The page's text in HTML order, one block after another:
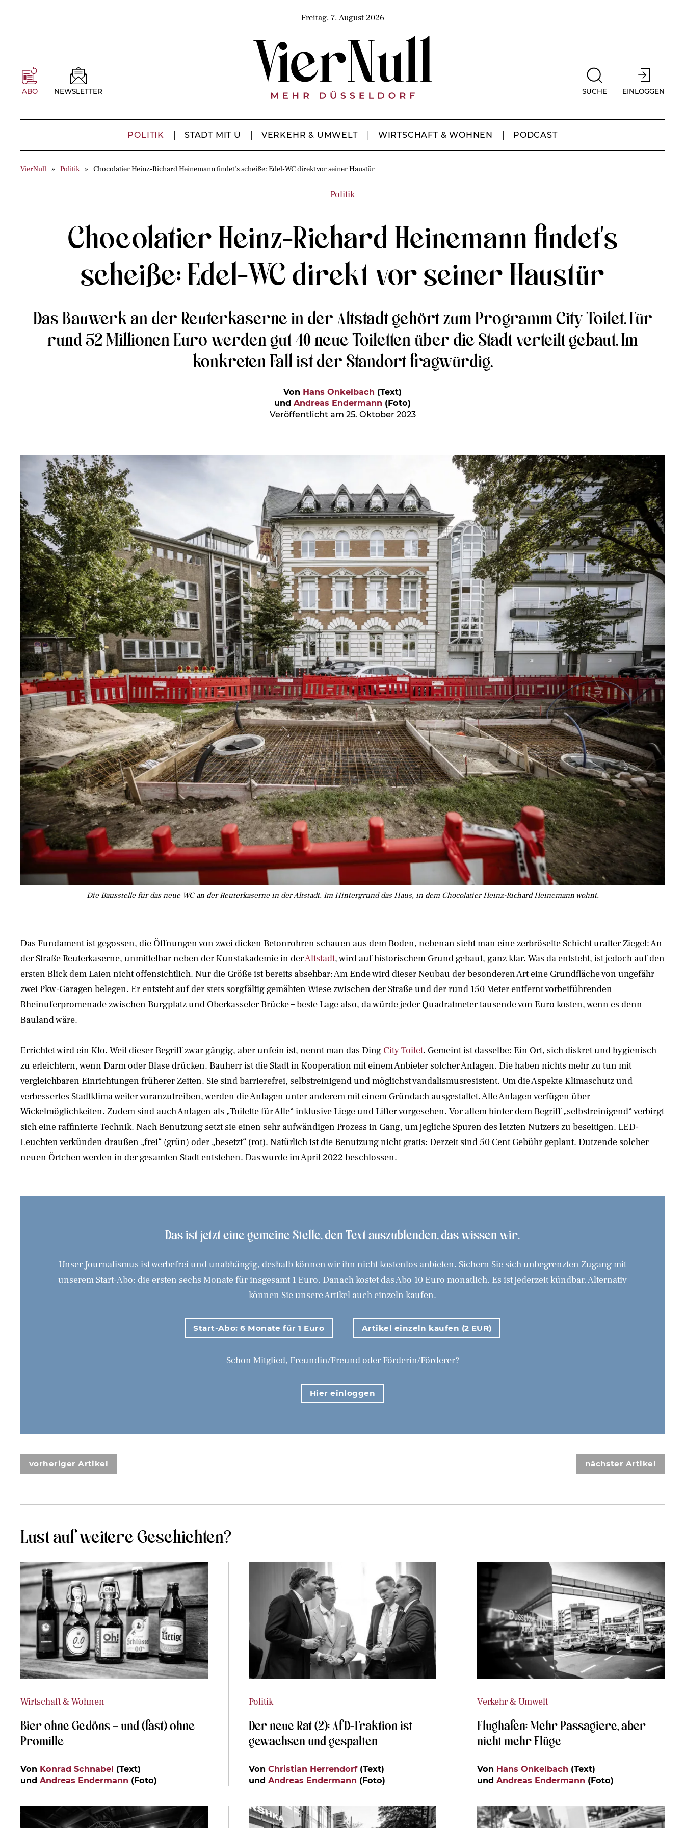
Freitag, 7. August 2026
ABO NEWSLETTER SUCHE EINLOGGEN
POLITIK STADT MIT Ü VERKEHR & UMWELT WIRTSCHAFT & WOHNEN PODCAST
VierNull Politik Chocolatier Heinz-Richard Heinemann findet’s scheiße: Edel-WC direkt vor seiner Haustür
Politik
Chocolatier Heinz-Richard Heinemann findet’s
scheiße: Edel-WC direkt vor seiner Haustür
Das Bauwerk an der Reuterkaserne in der Altstadt gehört zum Programm City Toilet. Für
rund 52 Millionen Euro werden gut 40 neue Toiletten über die Stadt verteilt gebaut. Im
konkreten Fall ist der Standort fragwürdig.
Von Hans Onkelbach (Text)
und Andreas Endermann (Foto)
Veröffentlicht am 25. Oktober 2023
Die Bausstelle für das neue WC an der Reuterkaserne in der Altstadt. Im Hintergrund das Haus, in dem Chocolatier Heinz-Richard Heinemann wohnt.
Das Fundament ist gegossen, die Öffnungen von zwei dicken Betonrohren schauen aus dem Boden, nebenan sieht man eine zerbröselte Schicht uralter Ziegel: An
der Straße Reuterkaserne, unmittelbar neben der Kunstakademie in derAltstadt, wird auf historischem Grund gebaut, ganz klar. Was da entsteht, ist jedoch auf den
ersten Blick dem Laien nicht offensichtlich. Nur die Größe ist bereits absehbar: Am Ende wird dieser Neubau der besonderen Art eine Grundfläche von ungefähr
zwei Pkw-Garagen belegen. Er entsteht auf der stets sorgfältig gemähten Wiese zwischen der Straße und der rund 150 Meter entfernt vorbeiführenden
Rheinuferpromenade zwischen Burgplatz und Oberkasseler Brücke – beste Lage also, da würde jeder Quadratmeter tausende von Euro kosten, wenn es denn
Bauland wäre.
Errichtet wird ein Klo. Weil dieser Begriff zwar gängig, aber unfein ist, nennt man das Ding City Toilet. Gemeint ist dasselbe: Ein Ort, sich diskret und hygienisch
zu erleichtern, wenn Darm oder Blase drücken. Bauherr ist die Stadt in Kooperation mit einem Anbieter solcher Anlagen. Die haben nichts mehr zu tun mit
vergleichbaren Einrichtungen früherer Zeiten. Sie sind barrierefrei, selbstreinigend und möglichst vandalismusresistent. Um die Aspekte Klimaschutz und
verbessertes Stadtklima weiter voranzutreiben, werden die Anlagen unter anderem mit einem Gründach ausgestaltet. Alle Anlagen verfügen über
Wickelmöglichkeiten. Zudem sind auch Anlagen als „Toilette für Alle“ inklusive Liege und Lifter vorgesehen. Vor allem hinter dem Begriff „selbstreinigend“ verbirgt
sich eine raffinierte Technik. Nach Benutzung setzt sie einen sehr aufwändigen Prozess in Gang, um jegliche Spuren des letzten Nutzers zu beseitigen. LED-
Leuchten verkünden draußen „frei“ (grün) oder „besetzt“ (rot). Natürlich ist die Benutzung nicht gratis: Derzeit sind 50 Cent Gebühr geplant. Dutzende solcher
neuen Örtchen werden in der gesamten Stadt entstehen. Das wurde im April 2022 beschlossen.
Das ist jetzt eine gemeine Stelle, den Text auszublenden, das wissen wir.
Unser Journalismus ist werbefrei und unabhängig, deshalb können wir ihn nicht kostenlos anbieten. Sichern Sie sich unbegrenzten Zugang mit
unserem Start-Abo: die ersten sechs Monate für insgesamt 1 Euro. Danach kostet das Abo 10 Euro monatlich. Es ist jederzeit kündbar. Alternativ
können Sie unsere Artikel auch einzeln kaufen.
Start-Abo: 6 Monate für 1 Euro Artikel einzeln kaufen (2 EUR)
Schon Mitglied, Freundin/Freund oder Förderin/Förderer?
Hier einloggen
vorheriger Artikel nächster Artikel
Lust auf weitere Geschichten?
Wirtschaft & Wohnen
Bier ohne Gedöns – und (fast) ohne
Promille
Von Konrad Schnabel (Text)
und Andreas Endermann (Foto)
Politik
Der neue Rat (2): AfD-Fraktion ist
gewachsen und gespalten
Von Christian Herrendorf(Text)
und Andreas Endermann (Foto)
Verkehr & Umwelt
Flughafen: Mehr Passagiere, aber
nicht mehr Flüge
Von Hans Onkelbach (Text)
und Andreas Endermann (Foto)